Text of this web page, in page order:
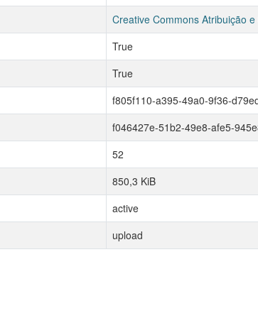
Creative Commons Atribuição
True
True
f805f110-a395-49a0-9f36-
f046427e-51b2-49e8-afe5-
52
850,3 KiB
active
upload